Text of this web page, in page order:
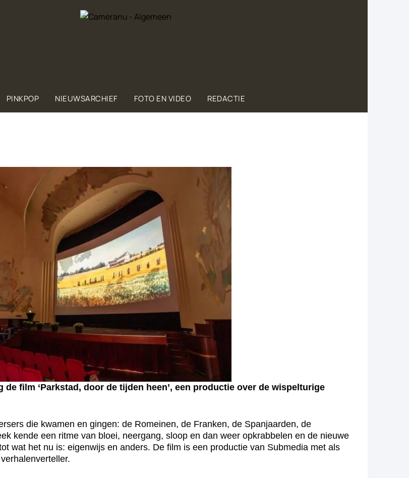
PINKPOP NIEUWSARCHIEF FOTO EN VIDEO REDACTIE
film ‘Parkstad, door de tijden heen’, een productie over de wispelturige
die kwamen en gingen: de Romeinen, de Franken, de Spanjaarden, de
kende een ritme van bloei, neergang, sloop en dan weer opkrabbelen en de nieuwe
wat het nu is: eigenwijs en anders. De film is een productie van Submedia met als